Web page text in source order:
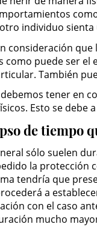
individuo
consideración
puede ser el
También
tener en
Esto se debe
de tiempo
sólo suelen
la protección
tendría que
a
con el caso
mucho